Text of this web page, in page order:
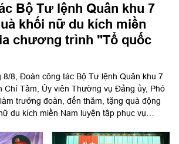
Bộ Tư lệnh Quân khu 7
khối nữ du kích miền
chương trình "Tổ quốc
8/8, Đoàn công tác Bộ Tư lệnh Quân khu 7
Chí Tâm, Ủy viên Thường vụ Đảng ủy, Phó
trưởng đoàn, đến thăm, tặng quà động
du kích miền Nam luyện tập phục vụ